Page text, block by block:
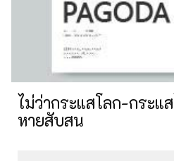
ไม่ว่ากระแสโลก-กระแ
หายสับสน